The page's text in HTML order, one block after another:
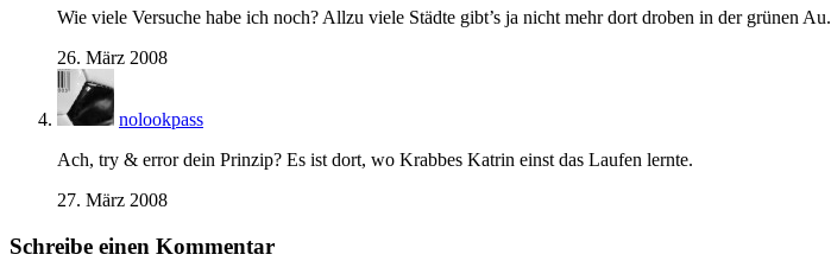
Wie viele Versuche habe ich noch? Allzu viele Städte gibt’s ja nicht mehr dort droben in der grünen Au.
26. März 2008
nolookpass
Ach, try & error dein Prinzip? Es ist dort, wo Krabbes Katrin einst das Laufen lernte.
27. März 2008
Schreibe einen Kommentar